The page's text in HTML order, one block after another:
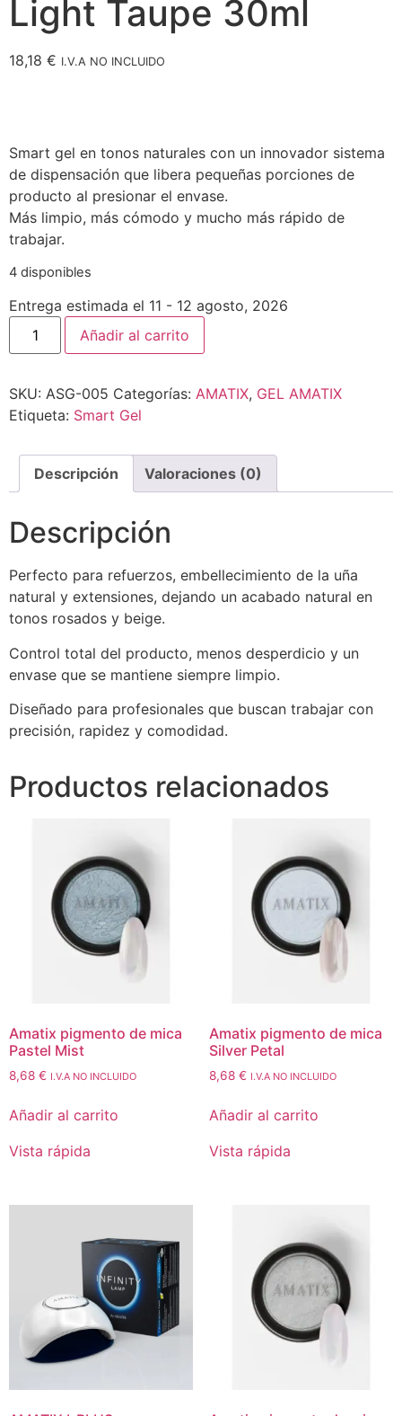
Light Taupe 30ml
18,18 € I.V.A NO INCLUIDO
Smart gel en tonos naturales con un innovador sistema
de dispensación que libera pequeñas porciones de
producto al presionar el envase.
Más limpio, más cómodo y mucho más rápido de
trabajar.
4 disponibles
Entrega estimada el 11 - 12 agosto, 2026
Añadir al carrito
SKU: ASG-005 Categorías: AMATIX, GEL AMATIX
Etiqueta: Smart Gel
Descripción Valoraciones (0)
Descripción
Perfecto para refuerzos, embellecimiento de la uña
natural y extensiones, dejando un acabado natural en
tonos rosados y beige.
Control total del producto, menos desperdicio y un
envase que se mantiene siempre limpio.
Diseñado para profesionales que buscan trabajar con
precisión, rapidez y comodidad.
Productos relacionados
Amatix pigmento de mica
Pastel Mist
8,68 € I.V.A NO INCLUIDO
Añadir al carrito
Vista rápida
Amatix pigmento de mica
Silver Petal
8,68 € I.V.A NO INCLUIDO
Añadir al carrito
Vista rápida